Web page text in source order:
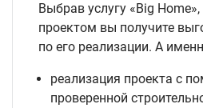
Выбрав услугу «Big
проектом вы получите
по его реализации. А
реализация проекта с
проверенной